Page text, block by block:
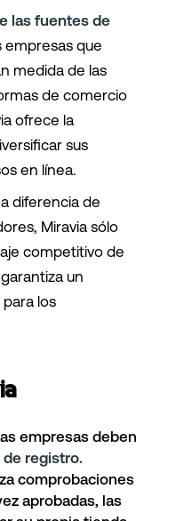
las fuentes de
empresas que
medida de las
de comercio
ofrece la
sus
en línea.
a diferencia de
Miravia sólo
competitivo de
un
los
empresas deben
registro.
comprobaciones
aprobadas, las